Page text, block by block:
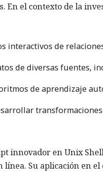
En el contexto de la
interactivos de
de diversas fuentes,
de aprendizaje
innovador en Unix
línea. Su aplicación en